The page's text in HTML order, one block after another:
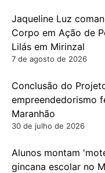
Jaqueline Luz
Corpo em Ação de
Lilás em Mirinzal
7 de agosto de 2026
Conclusão do
empreendedorismo
Maranhão
30 de julho de 2026
Alunos montam
gincana escolar no